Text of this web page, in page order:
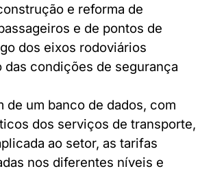
e reforma de
e de pontos de
dos eixos rodoviários
das condições de segurança
de um banco de dados, com
dos serviços de transporte,
ao setor, as tarifas
nos diferentes níveis e